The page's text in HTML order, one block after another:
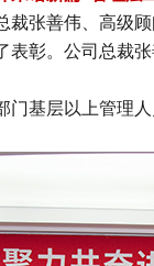
张善伟、高级
彰。公司总裁
基层以上管理